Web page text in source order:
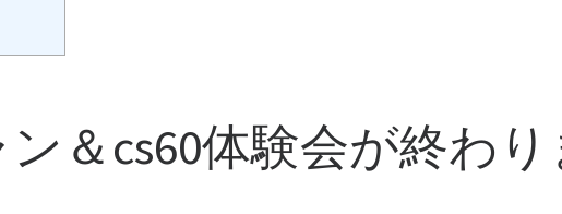
＆cs60体験会が終わり